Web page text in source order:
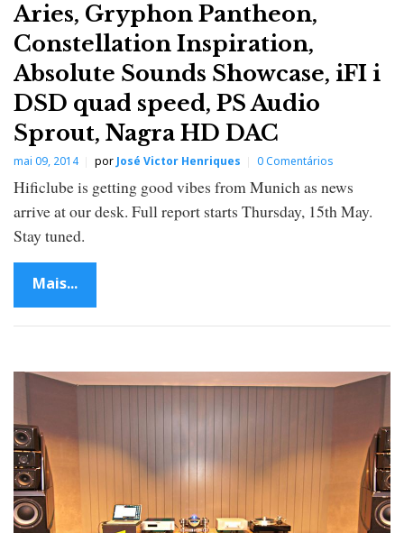
Aries, Gryphon Pantheon,
Constellation Inspiration,
Absolute Sounds Showcase, iFI i
DSD quad speed, PS Audio
Sprout, Nagra HD DAC
mai 09, 2014 por José Victor Henriques 0 Comentários
Hificlube is getting good vibes from Munich as news
arrive at our desk. Full report starts Thursday, 15th May.
Stay tuned.
Mais...